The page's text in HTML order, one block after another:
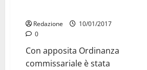
Redazione
10/01/2017
0
Con apposita Ordinanza
commissariale è stata